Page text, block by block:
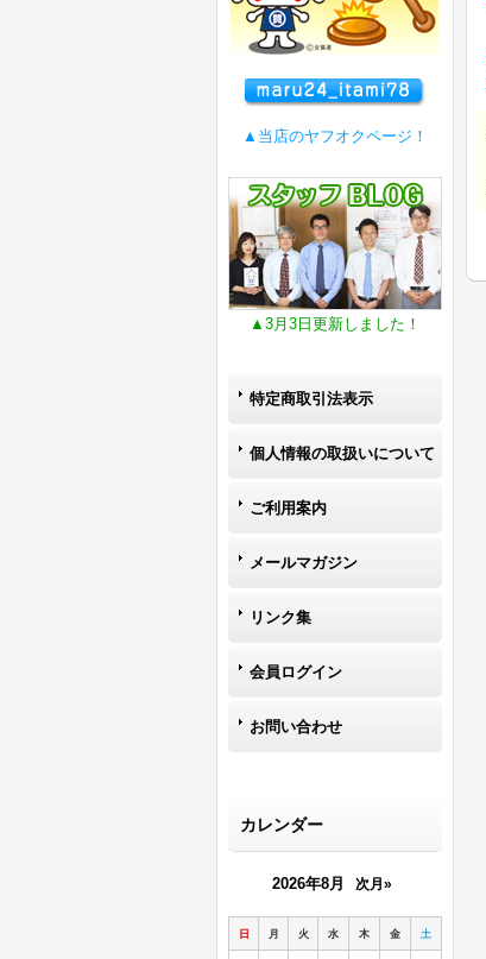
▲当店のヤフオクページ！
▲3月3日更新しました！
特定商取引法表示
個人情報の取扱いについて
ご利用案内
メールマガジン
リンク集
会員ログイン
お問い合わせ
カレンダー
2026年8月 次月»
日 月 火 水 木 金 土